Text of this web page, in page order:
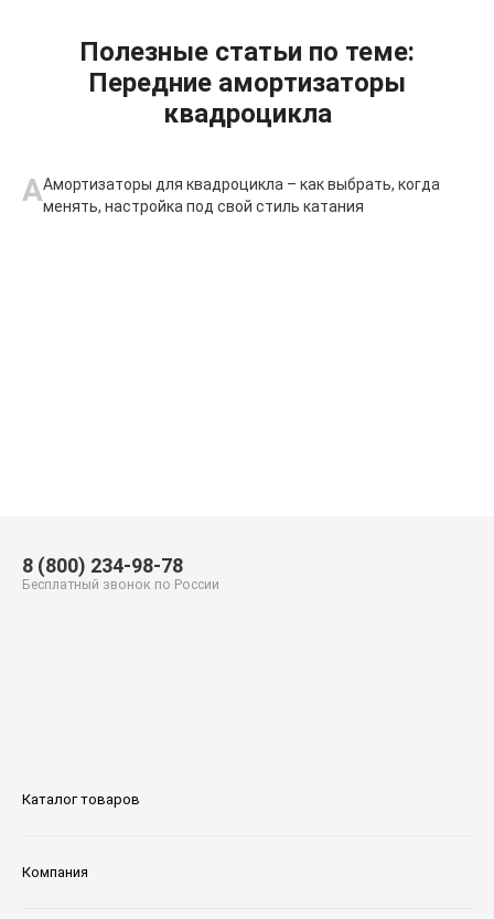
Полезные статьи по теме:
Передние амортизаторы
квадроцикла
ААмортизаторы для квадроцикла – как выбрать, когда
менять, настройка под свой стиль катания
Каталог товаров
Компания
8 (800) 234-98-78
Бесплатный звонок по России